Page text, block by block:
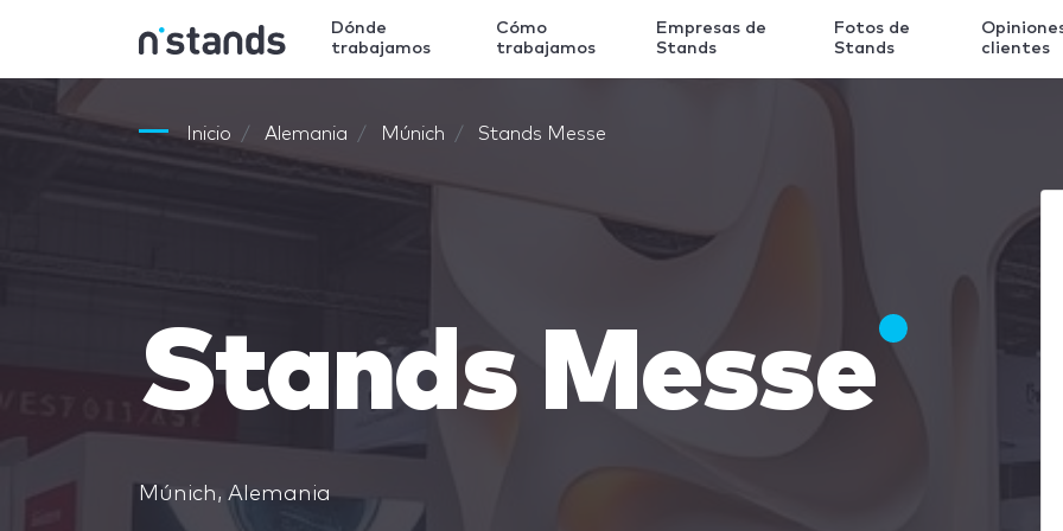
Dónde
trabajamos
Cómo
trabajamos
Empresas de
Stands
Fotos de
Stands
clientes
Inicio Alemania Múnich Stands Messe
Stands Messe
Múnich, Alemania